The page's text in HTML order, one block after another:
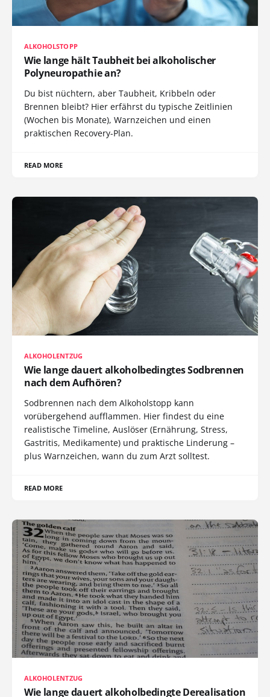
ALKOHOLSTOPP
Wie lange hält Taubheit bei alkoholischer
Polyneuropathie an?
Du bist nüchtern, aber Taubheit, Kribbeln oder
Brennen bleibt? Hier erfährst du typische Zeitlinien
(Wochen bis Monate), Warnzeichen und einen
praktischen Recovery-Plan.
READ MORE
ALKOHOLENTZUG
Wie lange dauert alkoholbedingtes Sodbrennen
nach dem Aufhören?
Sodbrennen nach dem Alkoholstopp kann
vorübergehend aufflammen. Hier findest du eine
realistische Timeline, Auslöser (Ernährung, Stress,
Gastritis, Medikamente) und praktische Linderung –
plus Warnzeichen, wann du zum Arzt solltest.
READ MORE
ALKOHOLENTZUG
Wie lange dauert alkoholbedingte Derealisation